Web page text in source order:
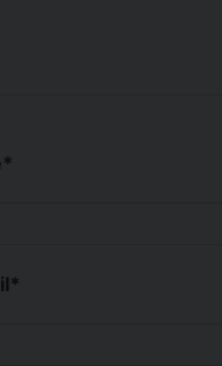
*
*